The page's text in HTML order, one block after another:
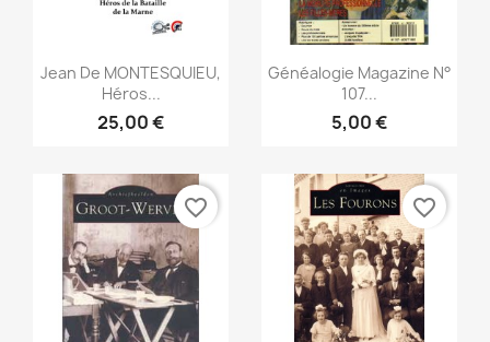
Snabbvy
Jean De MONTESQUIEU,
Héros...
25,00 €
Snabbvy
Généalogie Magazine N°
107...
5,00 €
favorite_border favorite_border